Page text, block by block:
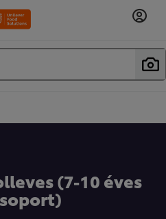
(7-10 éves